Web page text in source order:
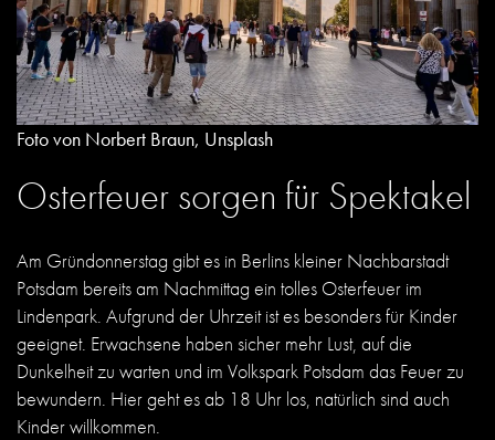
Foto von Norbert Braun, Unsplash
Osterfeuer sorgen für Spektakel
Am Gründonnerstag gibt es in Berlins kleiner Nachbarstadt
Potsdam bereits am Nachmittag ein tolles Osterfeuer im
Lindenpark. Aufgrund der Uhrzeit ist es besonders für Kinder
geeignet. Erwachsene haben sicher mehr Lust, auf die
Dunkelheit zu warten und im Volkspark Potsdam das Feuer zu
bewundern. Hier geht es ab 18 Uhr los, natürlich sind auch
Kinder willkommen.